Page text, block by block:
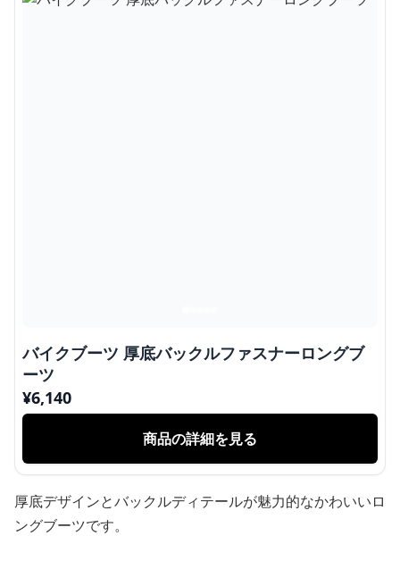
バイクブーツ 厚底バックルファスナーロングブ
ーツ
¥6,140
商品の詳細を見る
厚底デザインとバックルディテールが魅力的なかわいいロ
ングブーツです。